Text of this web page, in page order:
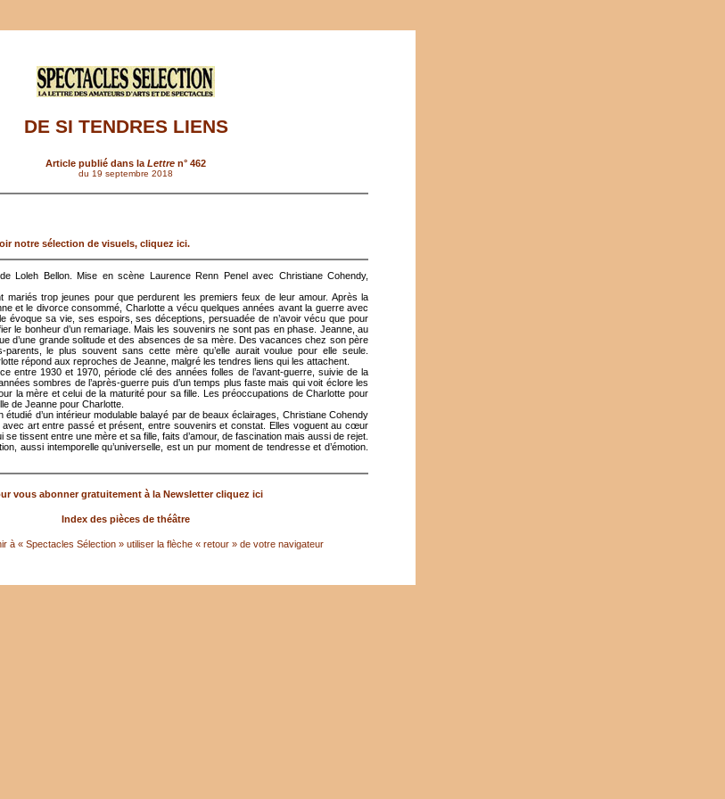
DE SI TENDRES LIENS
Article publié dans la Lettre n° 462
du 19 septembre 2018
notre sélection de visuels, cliquez ici.
de Loleh Bellon. Mise en scène Laurence Renn Penel avec Christiane Cohendy,
mariés trop jeunes pour que perdurent les premiers feux de leur amour. Après la
et le divorce consommé, Charlotte a vécu quelques années avant la guerre avec
évoque sa vie, ses espoirs, ses déceptions, persuadée de n’avoir vécu que pour
le bonheur d’un remariage. Mais les souvenirs ne sont pas en phase. Jeanne, au
d’une grande solitude et des absences de sa mère. Des vacances chez son père
le plus souvent sans cette mère qu’elle aurait voulue pour elle seule.
répond aux reproches de Jeanne, malgré les tendres liens qui les attachent.
entre 1930 et 1970, période clé des années folles de l’avant-guerre, suivie de la
sombres de l’après-guerre puis d’un temps plus faste mais qui voit éclore les
la mère et celui de la maturité pour sa fille. Les préoccupations de Charlotte pour
de Jeanne pour Charlotte.
étudié d’un intérieur modulable balayé par de beaux éclairages, Christiane Cohendy
avec art entre passé et présent, entre souvenirs et constat. Elles voguent au cœur
tissent entre une mère et sa fille, faits d’amour, de fascination mais aussi de rejet.
aussi intemporelle qu’universelle, est un pur moment de tendresse et d’émotion.
vous abonner gratuitement à la Newsletter cliquez ici
Index des pièces de théâtre
à « Spectacles Sélection » utiliser la flèche « retour » de votre navigateur